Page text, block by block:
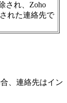
され、Zoho
れた連絡先で
、連絡先はイン